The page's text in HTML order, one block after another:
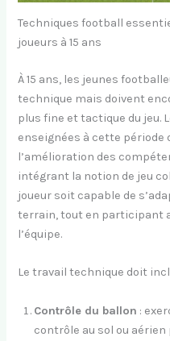
Techniques football
joueurs à 15 ans
À 15 ans, les jeunes
technique mais doivent
plus fine et tactique du jeu.
enseignées à cette
l’amélioration des
intégrant la notion de jeu
joueur soit capable de
terrain, tout en participant
l’équipe.
Le travail technique doit
Contrôle du ballon :
contrôle au sol ou